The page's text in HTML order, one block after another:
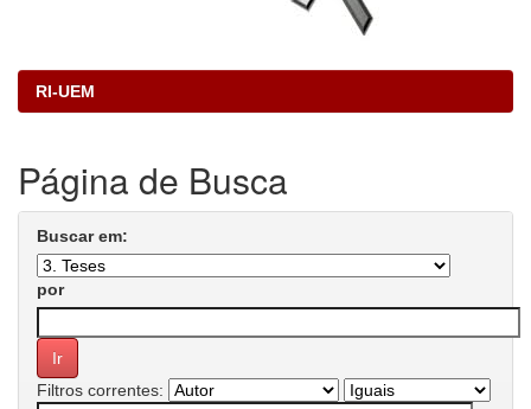
RI-UEM
Página de Busca
Buscar em:
por
Filtros correntes: